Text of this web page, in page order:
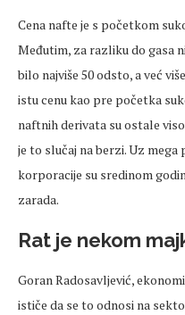
Cena nafte je s početkom
Međutim, za razliku do gasa
bilo najviše 50 odsto, a već
istu cenu kao pre početka
naftnih derivata su ostale
je to slučaj na berzi. Uz mega
korporacije su sredinom
zarada.
Rat je nekom
Goran Radosavljević,
ističe da se to odnosi na